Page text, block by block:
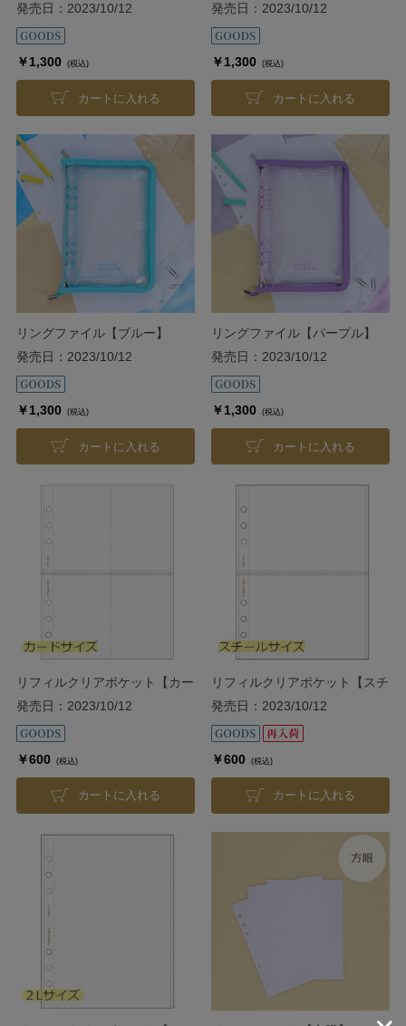
発売日：2023/10/12
￥1,300 (税込)
カートに入れる
発売日：2023/10/12
￥1,300 (税込)
カートに入れる
リングファイル【ブルー】
発売日：2023/10/12
￥1,300 (税込)
カートに入れる
リングファイル【パープル】
発売日：2023/10/12
￥1,300 (税込)
カートに入れる
リフィルクリアポケット【カー
ドサイズ】
発売日：2023/10/12
￥600 (税込)
カートに入れる
リフィルクリアポケット【スチ
ールサイズ】
発売日：2023/10/12
￥600 (税込)
カートに入れる